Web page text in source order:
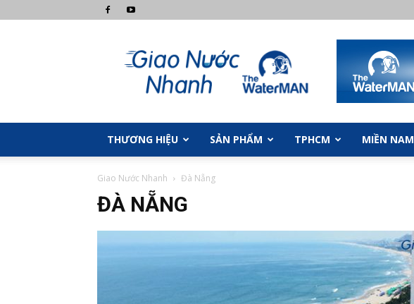
Nước
Nhanh
THƯƠNG HIỆU SẢN PHẨM TPHCM MIỀN NAM
Giao Nước Nhanh Đà Nẵng
ĐÀ NẴNG